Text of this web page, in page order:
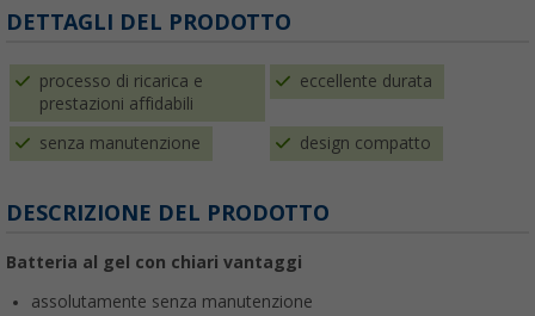
DETTAGLI DEL PRODOTTO
processo di ricarica e
prestazioni affidabili
eccellente durata
senza manutenzione design compatto
DESCRIZIONE DEL PRODOTTO
Batteria al gel con chiari vantaggi
assolutamente senza manutenzione